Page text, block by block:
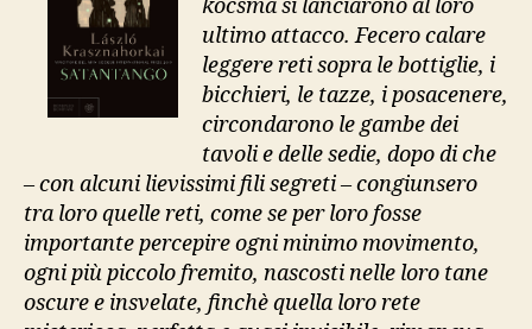
kocsma si lanciarono al loro
ultimo attacco. Fecero calare
leggere reti sopra le bottiglie, i
bicchieri, le tazze, i posacenere,
circondarono le gambe dei
tavoli e delle sedie, dopo di che
– con alcuni lievissimi fili segreti – congiunsero
tra loro quelle reti, come se per loro fosse
importante percepire ogni minimo movimento,
ogni più piccolo fremito, nascosti nelle loro tane
oscure e insvelate, finchè quella loro rete